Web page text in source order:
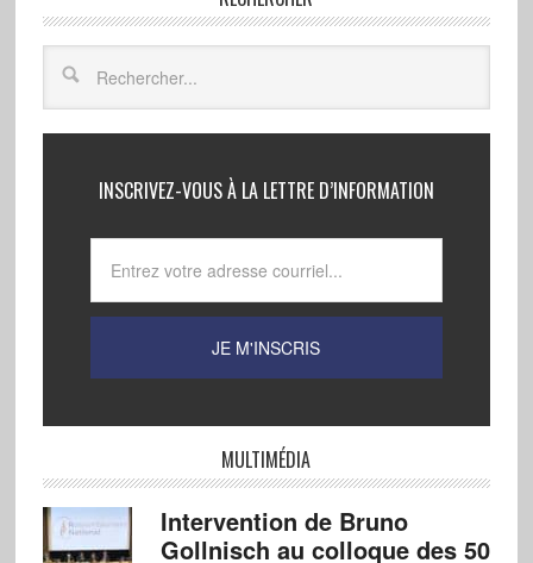
INSCRIVEZ-VOUS À LA LETTRE D’INFORMATION
MULTIMÉDIA
Intervention de Bruno
Gollnisch au colloque des 50